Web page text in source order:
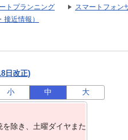
トプランニング
スマートフォン
近情報）
日改正)
小 中 大
除き、⼟曜ダイヤまた